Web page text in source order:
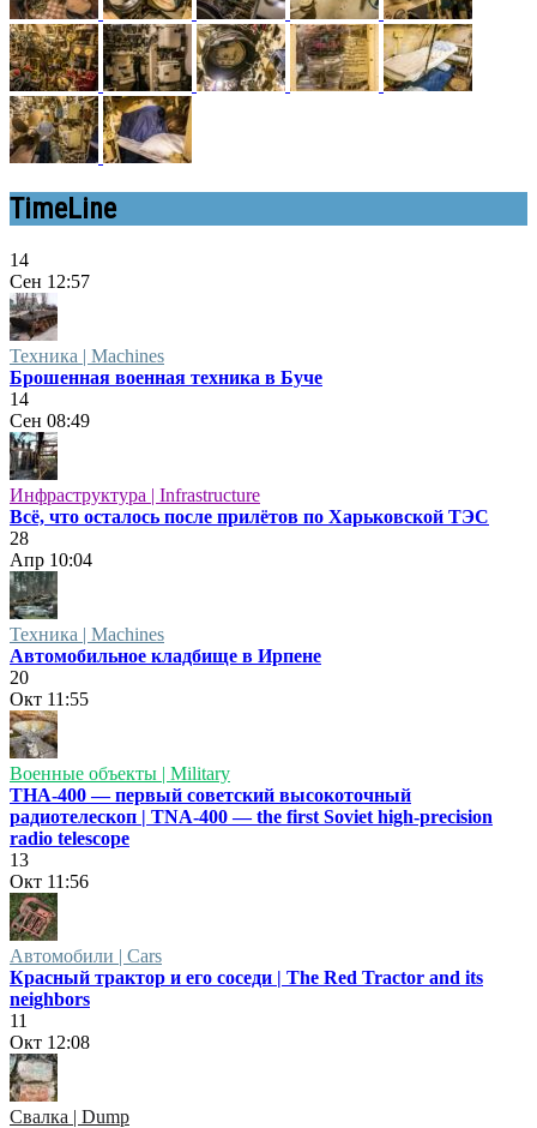
TimeLine
14
Сен 12:57
Техника | Machines
Брошенная военная техника в Буче
14
Сен 08:49
Инфраструктура | Infrastructure
Всё, что осталось после прилётов по Харьковской ТЭС
28
Апр 10:04
Техника | Machines
Автомобильное кладбище в Ирпене
20
Окт 11:55
Военные объекты | Military
ТНА-400 — первый советский высокоточный
радиотелескоп | TNA-400 — the first Soviet high-precision
radio telescope
13
Окт 11:56
Автомобили | Cars
Красный трактор и его соседи | The Red Tractor and its
neighbors
11
Окт 12:08
Свалка | Dump